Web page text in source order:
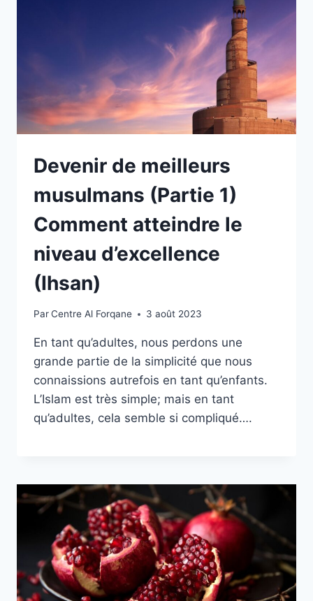
Devenir de meilleurs
musulmans (Partie 1)
Comment atteindre le
niveau d’excellence
(Ihsan)
ParCentre Al Forqane 3 août 2023
En tant qu’adultes, nous perdons une
grande partie de la simplicité que nous
connaissions autrefois en tant qu’enfants.
L’Islam est très simple; mais en tant
qu’adultes, cela semble si compliqué….